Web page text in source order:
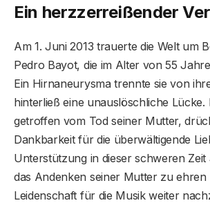
Ein herzzerreißender
Am 1. Juni 2013 trauerte die Welt um
Pedro Bayot, die im Alter von 55
Ein Hirnaneurysma trennte sie von
hinterließ eine unauslöschliche
getroffen vom Tod seiner Mutter,
Dankbarkeit für die überwältigende
Unterstützung in dieser schweren Zeit
das Andenken seiner Mutter zu ehren
Leidenschaft für die Musik weiter